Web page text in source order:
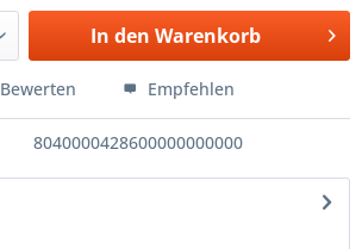
In den Warenkorb
Bewerten Empfehlen
8040000428600000000000